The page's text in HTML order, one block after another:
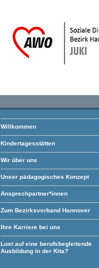
Willkommen
Kindertagesstätten
Wir über uns
Unser pädagogisches Konzept
Ansprechpartner*innen
Zum Bezirksverband Hannover
Ihre Karriere bei uns
Lust auf eine berufsbegleitende
Ausbildung in der Kita?